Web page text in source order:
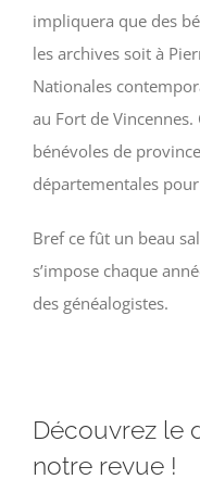
impliquera que des
les archives soit à
Nationales
au Fort de
bénévoles de
départementales
Bref ce fût un beau
s’impose chaque
des généalogistes.
Découvrez le
notre revue !